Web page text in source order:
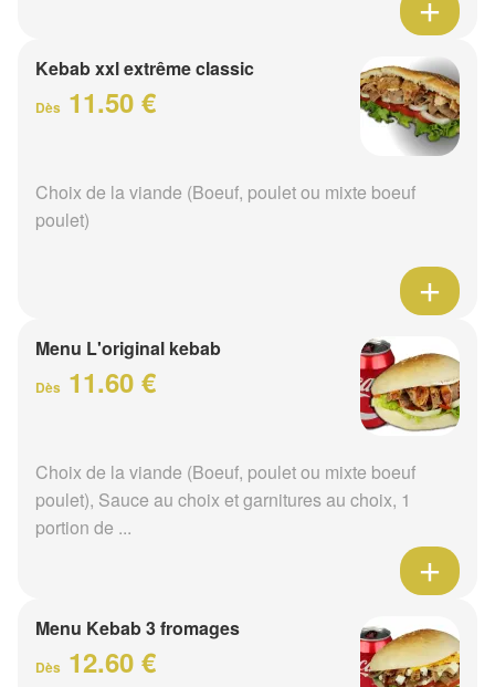
Kebab xxl extrême classic
Dès 11.50 €
Choix de la viande (Boeuf, poulet ou mixte boeuf
poulet)
Menu L'original kebab
Dès 11.60 €
Choix de la viande (Boeuf, poulet ou mixte boeuf
poulet), Sauce au choix et garnitures au choix, 1
portion de ...
Menu Kebab 3 fromages
Dès 12.60 €